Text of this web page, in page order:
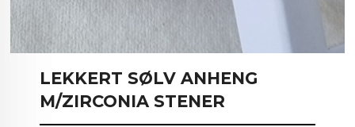
LEKKERT SØLV ANHENG
M/ZIRCONIA STENER